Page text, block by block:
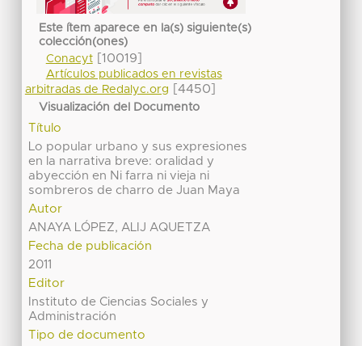
Este ítem aparece en la(s) siguiente(s)
colección(ones)
Conacyt[10019]
Artículos publicados en revistas
arbitradas de Redalyc.org
[4450]
Visualización del Documento
Título
Lo popular urbano y sus expresiones
en la narrativa breve: oralidad y
abyección en Ni farra ni vieja ni
sombreros de charro de Juan Maya
Autor
ANAYA LÓPEZ, ALIJ AQUETZA
Fecha de publicación
2011
Editor
Instituto de Ciencias Sociales y
Administración
Tipo de documento